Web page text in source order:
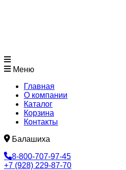
Меню
Главная
О компании
Каталог
Корзина
Контакты
Балашиха
8-800-707-97-45
+7 (928) 229-87-70